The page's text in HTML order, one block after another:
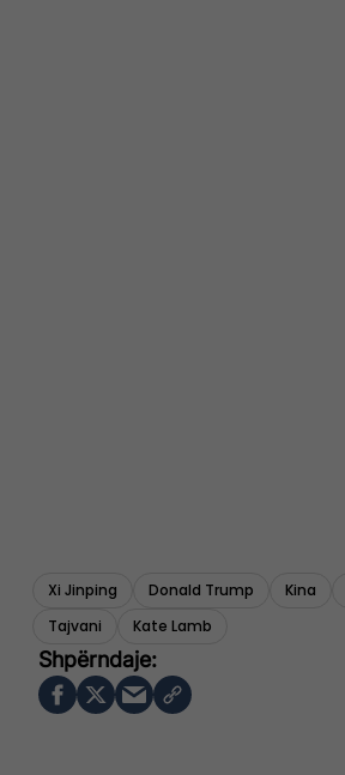
Xi Jinping Donald Trump Kina
Tajvani
Kate Lamb